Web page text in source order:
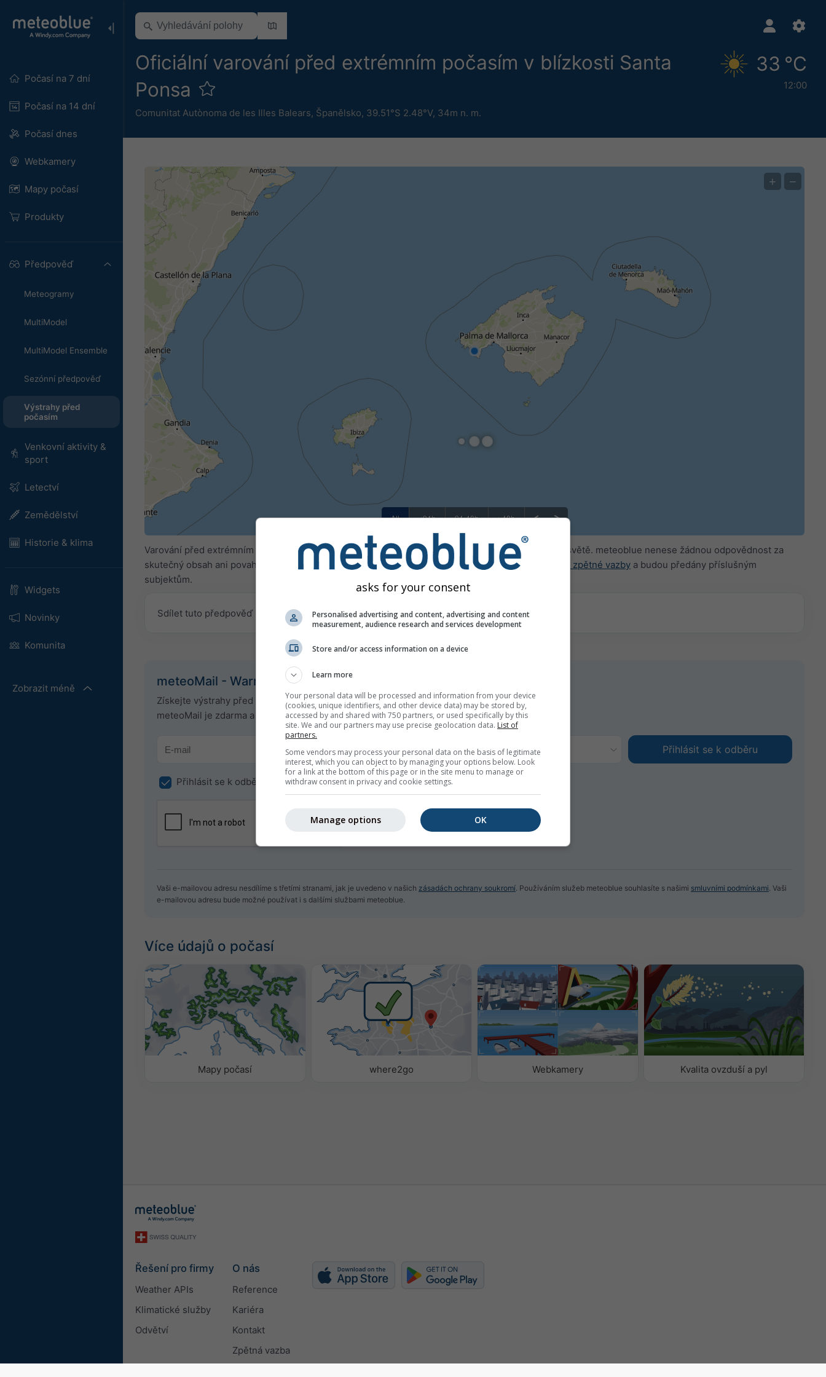
Počasí na 7 dní
Počasí na 14 dní
Počasí dnes
Webkamery
Mapy počasí
Produkty
Předpověď
Meteogramy
MultiModel
MultiModel Ensemble
Sezónní předpověď
Výstrahy před
počasím
Venkovní aktivity &
sport
Letectví
Zemědělství
Historie & klima
Widgets
Novinky
Komunita
Zobrazit méně
Oficiální varování před extrémním počasím v blízkosti Santa
Ponsa
Comunitat Autònoma de les Illes Balears, Španělsko, 39.51°S 2.48°V, 34m n. m.
33 °C
12:00
All <24h 24-48h >48h
+ −
Varování před extrémním počasím poskytuje meteoblue více než 80 oficiálních agentur po celém světě. meteoblue nenese žádnou odpovědnost za
skutečný obsah ani povahu těchto varování. Problémy lze hlásit prostřednictvím našeho
formuláře zpětné vazby a budou předány příslušným
subjektům.
Sdílet tuto předpověď
meteoMail - Warnings pro Santa Ponsa
Získejte výstrahy před počasím e-mailem zdarma.
meteoMail je zdarma a můžete se odhlásit kdykoli.
Přihlásit se k odběru newsletteru
Vaši e-mailovou adresu nesdílíme s třetími stranami, jak je uvedeno v našich zásadách ochrany soukromí . Používáním služeb meteoblue souhlasíte s našimi smluvními podmínkami . Vaši
e-mailovou adresu bude možné používat i s dalšími službami meteoblue.
Více údajů o počasí
Mapy počasí where2go Webkamery Kvalita ovzduší a pyl
Řešení pro firmy
Weather APIs
Klimatické služby
Odvětví
O nás
Reference
Kariéra
Kontakt
Zpětná vazba
asks for your consent
Personalised advertising and content, advertising and content
measurement, audience research and services development
Store and/or access information on a device
Learn more
Your personal data will be processed and information from your device
(cookies, unique identifiers, and other device data) may be stored by,
accessed by and shared with 750 partners, or used specifically by this
site. We and our partners may use precise geolocation data. List of
partners.
Some vendors may process your personal data on the basis of legitimate
interest, which you can object to by managing your options below. Look
for a link at the bottom of this page or in the site menu to manage or
withdraw consent in privacy and cookie settings.
OK
Manage options